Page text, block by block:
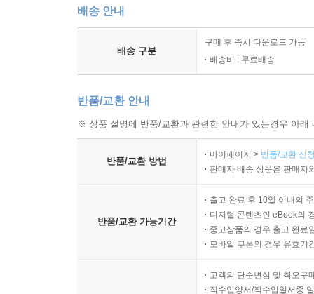
배송 안내
배송 구분
구매 후 즉시 다운로드 가능
배송비 : 무료배송
반품/교환 안내
※ 상품 설명에 반품/교환과 관련한 안내가 있는경우 아
반품/교환 방법
마이페이지 > 반품/교환 신
판매자 배송 상품은 판매자
반품/교환 가능기간
출고 완료 후 10일 이내의
디지털 콘텐츠인 eBook의
중고상품의 경우 출고 완료
모바일 쿠폰의 경우 유효기
고객의 단순변심 및 착오구
직수입양서/직수입일서중